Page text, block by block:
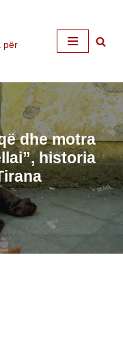
për
dhe motra
historia